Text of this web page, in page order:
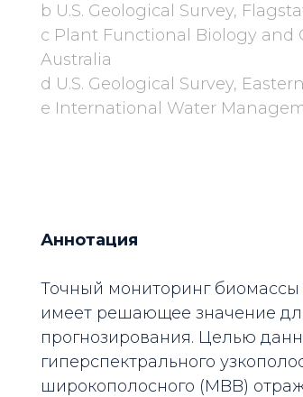
b U.S. Geological Survey,
c Plant Functional Biology and
Australia
d U.S. Geological Survey,
e International Water
Аннотация
Точный мониторинг биомассы
имеет решающее значение
прогнозирования. Целью
гиперспектрального
широкополосного (MBB)